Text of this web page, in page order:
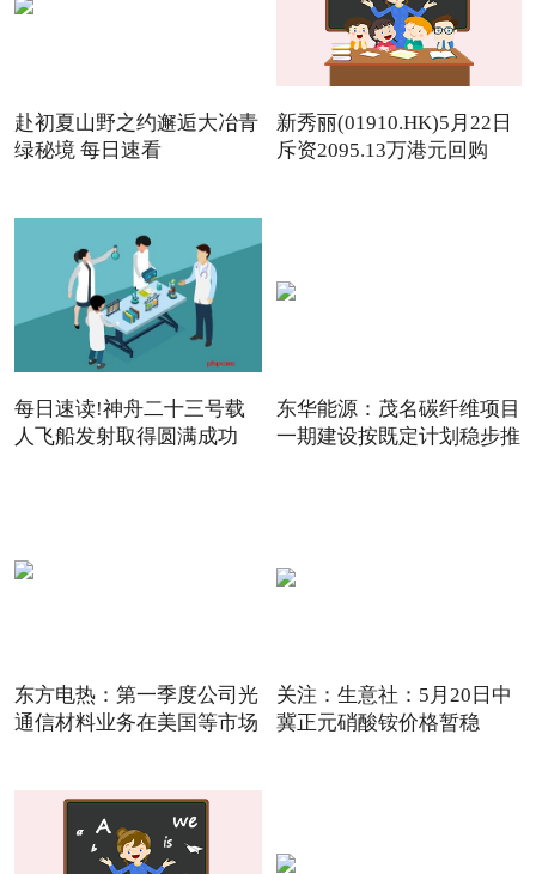
赴初夏山野之约邂逅大冶青
绿秘境 每日速看
新秀丽(01910.HK)5月22日
斥资2095.13万港元回购
每日速读!神舟二十三号载
人飞船发射取得圆满成功
东华能源：茂名碳纤维项目
一期建设按既定计划稳步推
东方电热：第一季度公司光
通信材料业务在美国等市场
关注：生意社：5月20日中
冀正元硝酸铵价格暂稳